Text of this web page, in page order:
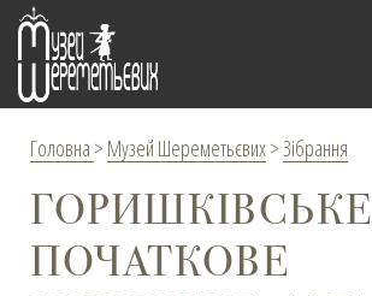
Головна > Музей Шереметьєвих>Зібрання
ГОРИШКІВСЬКЕ
ПОЧАТКОВЕ